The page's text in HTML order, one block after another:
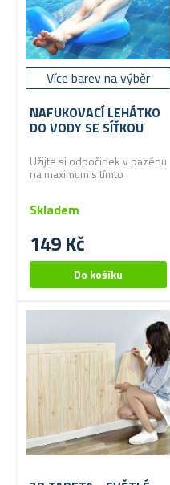
Více barev na výběr
NAFUKOVACÍ LEHÁTKO
DO VODY SE SÍŤKOU
Užijte si odpočinek v bazénu
na maximum s tímto
149 Kč
Skladem